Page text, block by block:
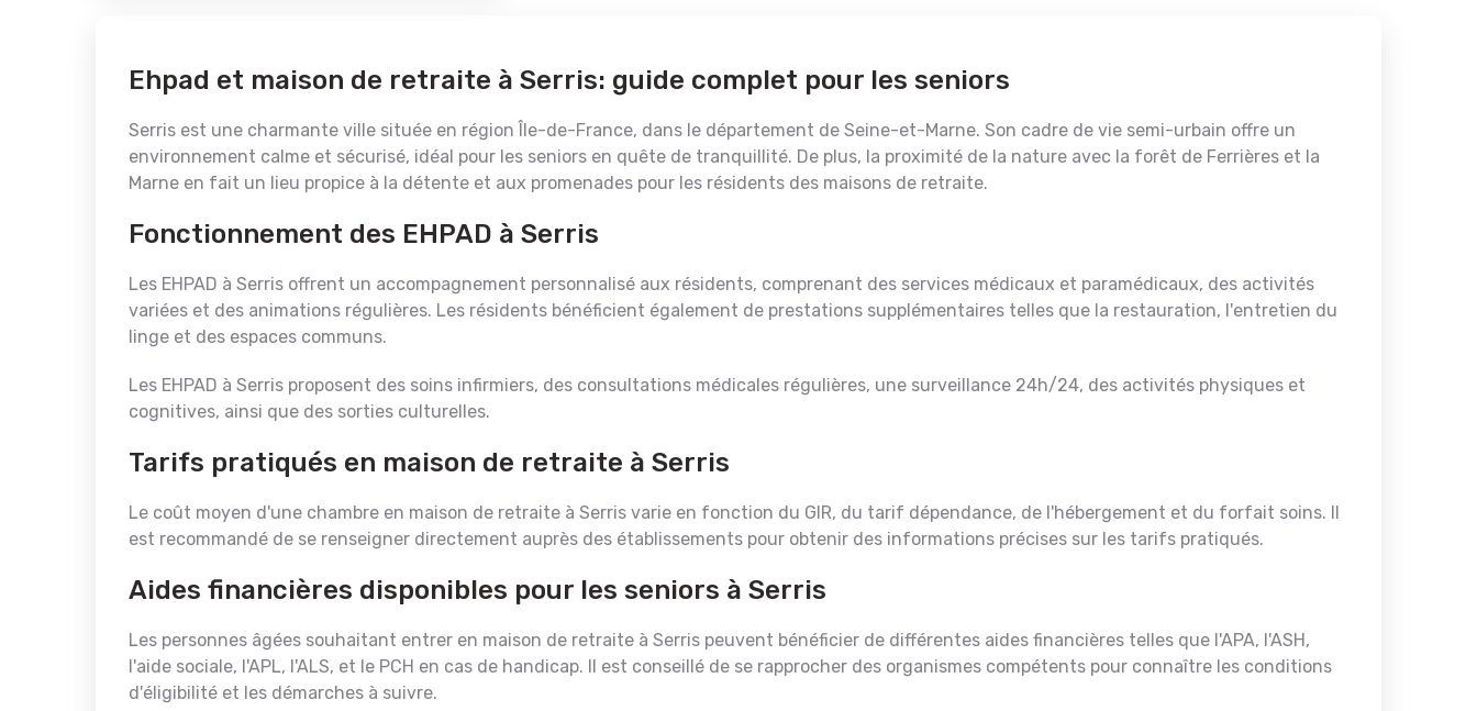
Ehpad et maison de retraite à Serris: guide complet pour les seniors
Serris est une charmante ville située en région Île-de-France, dans le département de Seine-et-Marne. Son cadre de vie semi-urbain offre un
environnement calme et sécurisé, idéal pour les seniors en quête de tranquillité. De plus, la proximité de la nature avec la forêt de Ferrières et la
Marne en fait un lieu propice à la détente et aux promenades pour les résidents des maisons de retraite.
Fonctionnement des EHPAD à Serris
Les EHPAD à Serris offrent un accompagnement personnalisé aux résidents, comprenant des services médicaux et paramédicaux, des activités
variées et des animations régulières. Les résidents bénéficient également de prestations supplémentaires telles que la restauration, l'entretien du
linge et des espaces communs.
Les EHPAD à Serris proposent des soins infirmiers, des consultations médicales régulières, une surveillance 24h/24, des activités physiques et
cognitives, ainsi que des sorties culturelles.
Tarifs pratiqués en maison de retraite à Serris
Le coût moyen d'une chambre en maison de retraite à Serris varie en fonction du GIR, du tarif dépendance, de l'hébergement et du forfait soins. Il
est recommandé de se renseigner directement auprès des établissements pour obtenir des informations précises sur les tarifs pratiqués.
Aides financières disponibles pour les seniors à Serris
Les personnes âgées souhaitant entrer en maison de retraite à Serris peuvent bénéficier de différentes aides financières telles que l'APA, l'ASH,
l'aide sociale, l'APL, l'ALS, et le PCH en cas de handicap. Il est conseillé de se rapprocher des organismes compétents pour connaître les conditions
d'éligibilité et les démarches à suivre.